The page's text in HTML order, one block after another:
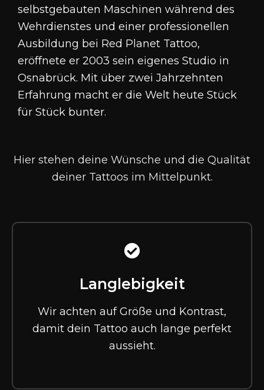
selbstgebauten Maschinen während des
Wehrdienstes und einer professionellen
Ausbildung bei Red Planet Tattoo,
eröffnete er 2003 sein eigenes Studio in
Osnabrück. Mit über zwei Jahrzehnten
Erfahrung macht er die Welt heute Stück
für Stück bunter.
Hier stehen deine Wünsche und die Qualität
deiner Tattoos im Mittelpunkt.
Langlebigkeit
Wir achten auf Größe und Kontrast,
damit dein Tattoo auch lange perfekt
aussieht.